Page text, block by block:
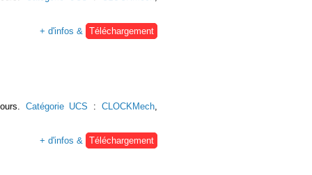
+ d'infos & Téléchargement
Catégorie UCS :CLOCKMech,
+ d'infos & Téléchargement